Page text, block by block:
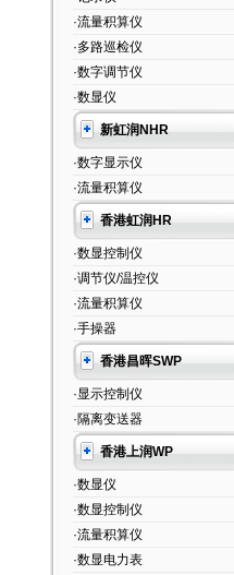
·流量积算仪
·多路巡检仪
·数字调节仪
·数显仪
新虹润NHR
·数字显示仪
·流量积算仪
香港虹润HR
·数显控制仪
·调节仪/温控仪
·流量积算仪
·手操器
香港昌晖SWP
·显示控制仪
·隔离变送器
香港上润WP
·数显仪
·数显控制仪
·流量积算仪
·数显电力表